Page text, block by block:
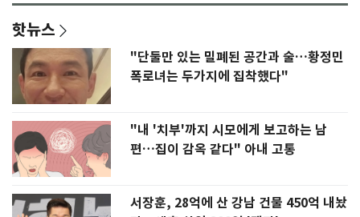
핫뉴스
"단둘만 있는 밀폐된 공간과 술…황정민
폭로녀는 두가지에 집착했다"
"내 '치부'까지 시모에게 보고하는 남
편…집이 감옥 같다" 아내 고통
서장훈, 28억에 산 강남 건물 450억 내놨